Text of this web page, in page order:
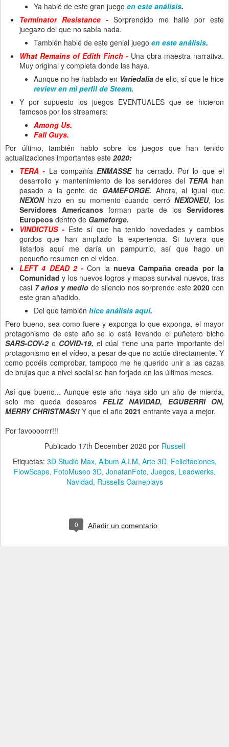
Ya hablé de este gran juego en este análisis.
Terminator Resistance - Sorprendido me hallé por este
juegazo del que no sabía nada.
También hablé de este genial juego en este análisis.
What Remains of Edith Finch - Una obra maestra narrativa.
Muy original y completa donde las haya.
Aunque no he hablado en Variedalia de ello, sí que le hice
review en mi perfil de Steam.
Y por supuesto los juegos EVENTUALES que se hicieron
famosos por los streamers:
Among Us.
Fall Guys.
Por último, también hablo sobre los juegos que han tenido
actualizaciones importantes este 2020:
TERA - La compañíaENMASSE ha cerrado. Por lo que el
desarrollo y mantenimiento de los servidores del TERA han
pasado a la gente de GAMEFORGE. Ahora, al igual que
NEXON hizo en su momento cuando cerró NEXONEU, los
Servidores Americanos forman parte de losServidores
Europeos dentro de Gameforge.
VINDICTUS - Este sí que ha tenido novedades y cambios
gordos que han ampliado la experiencia. Si tuviera que
listarlos aquí me daría un pampurrio, así que hago un
pequeño resumen en el vídeo.
LEFT 4 DEAD 2 - Con la nueva Campaña creada por la
Comunidady los nuevos logros y mapas survival nuevos, tras
casi 7 años y medio de silencio nos sorprende este2020con
este gran añadido.
Del que también hice análisis aquí.
Pero bueno, sea como fuere y exponga lo que exponga, el mayor
protagonismo de este año se lo está llevando el puñetero bicho
SARS-COV-2o COVID-19, el cúal tiene una parte importante del
protagonismo en el vídeo, a pesar de que no actúe directamente. Y
como podéis comprobar, tampoco me he querido unir a las cazas
de brujas que a nivel social se han forjado en los últimos meses.
Así que bueno... Aunque este año haya sido un año de mierda,
solo me queda desearos FELIZ NAVIDAD, EGUBERRI ON,
MERRY CHRISTMAS!! Y que el año 2021 entrante vaya a mejor.
Por favoooorrr!!!
Publicado 17th December 2020 por Russell
Etiquetas: 3D Studio Max Album A.I.M Arte 3D Felicitaciones
FlowScape FotoMuseo 3D JonatanFoto Juegos Leadwerks
Navidad Russells Gameplays
0 Añadir un comentario